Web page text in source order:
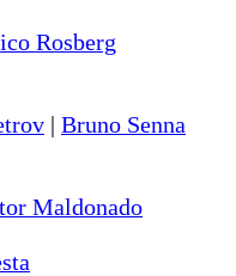
Rosberg
| Bruno Senna
Maldonado